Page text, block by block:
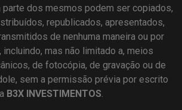
parte dos mesmos podem ser copiados,
republicados, apresentados,
de nenhuma maneira ou por
incluindo, mas não limitado a, meios
de fotocópia, de gravação ou de
sem a permissão prévia por escrito
B3X INVESTIMENTOS